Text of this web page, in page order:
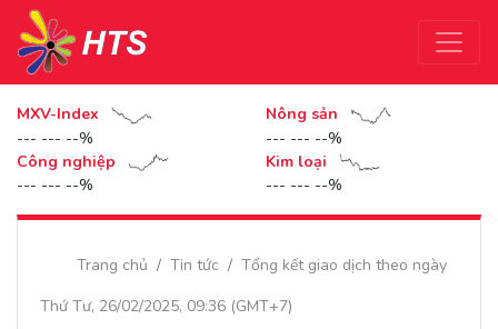
MXV-Index
--- --- --%
Nông sản
--- --- --%
Công nghiệp
--- --- --%
Kim loại
--- --- --%
Trang chủ Tin tức
Tổng kết giao dịch theo ngày
Thứ Tư, 26/02/2025, 09:36 (GMT+7)